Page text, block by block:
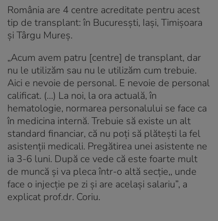
România are 4 centre acreditate pentru acest
tip de transplant: în Bucuresști, Iași, Timișoara
și Târgu Mureș.
„Acum avem patru [centre] de transplant, dar
nu le utilizăm sau nu le utilizăm cum trebuie.
Aici e nevoie de personal. E nevoie de personal
calificat. (…) La noi, la ora actuală, în
hematologie, normarea personalului se face ca
în medicina internă. Trebuie să existe un alt
standard financiar, că nu poți să plătești la fel
asistenții medicali. Pregătirea unei asistente ne
ia 3-6 luni. După ce vede că este foarte mult
de muncă și va pleca într-o altă secție,, unde
face o injecție pe zi și are același salariu”, a
explicat prof.dr. Coriu.